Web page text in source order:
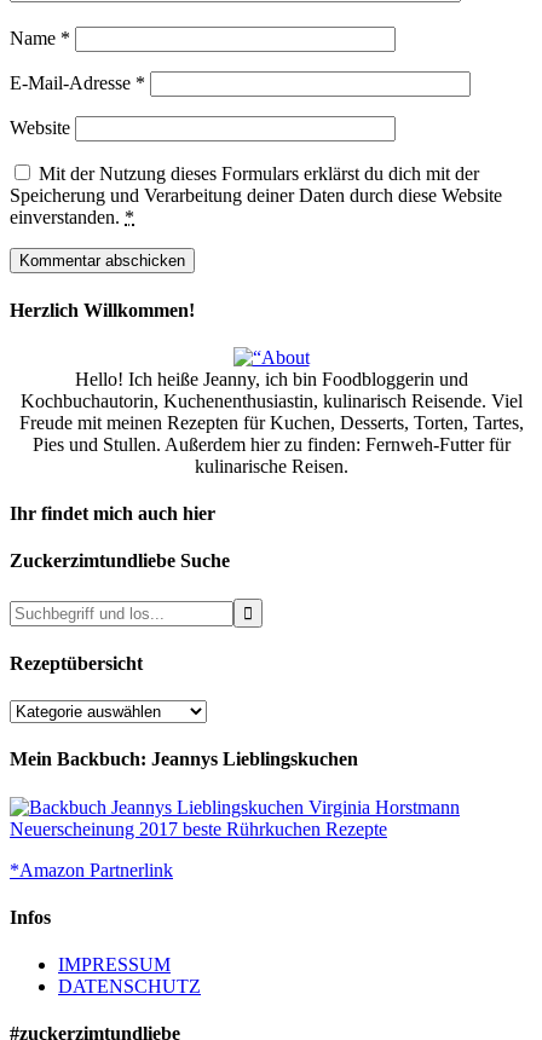
Name *
E-Mail-Adresse *
Website
Mit der Nutzung dieses Formulars erklärst du dich mit der
Speicherung und Verarbeitung deiner Daten durch diese Website
einverstanden. *
Herzlich Willkommen!
Hello! Ich heiße Jeanny, ich bin Foodbloggerin und
Kochbuchautorin, Kuchenenthusiastin, kulinarisch Reisende. Viel
Freude mit meinen Rezepten für Kuchen, Desserts, Torten, Tartes,
Pies und Stullen. Außerdem hier zu finden: Fernweh-Futter für
kulinarische Reisen.
Ihr findet mich auch hier
Zuckerzimtundliebe Suche
Rezeptübersicht
Rezeptübersicht
Mein Backbuch: Jeannys Lieblingskuchen
*Amazon Partnerlink
Infos
IMPRESSUM
DATENSCHUTZ
#zuckerzimtundliebe